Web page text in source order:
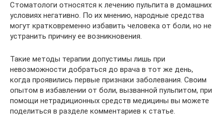
Стоматологи относятся к лечению пульпита в домашних
условиях негативно. По их мнению, народные средства
могут кратковременно избавить человека от боли, но не
устранить причину ее возникновения.
Такие методы терапии допустимы лишь при
невозможности добраться до врача в тот же день,
когда проявились первые признаки заболевания. Своим
опытом в избавлении от боли, вызванной пульпитом, при
помощи нетрадиционных средств медицины вы можете
поделиться в разделе комментариев к статье.